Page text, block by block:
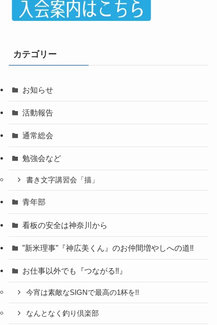
カテゴリー
お知らせ
活動報告
通常総会
勉強会など
書き文字講習会「描」
青年部
看板の安全は神奈川から
”新米理事”『神広美くん』のお仲間増やしへの道‼
お仕事以外でも『つながる‼』
今宵は素敵なSIGNで最高の1杯を!!
なんとなく釣り倶楽部